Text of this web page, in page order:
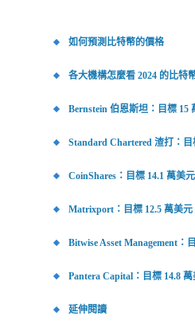
如何預測比特幣的價格
各大機構怎麼看 2024 的比特
Bernstein 伯恩斯坦：目標 15
Standard Chartered 渣打：
CoinShares：目標 14.1 萬美元
Matrixport：目標 12.5 萬美元
Bitwise Asset Management：
Pantera Capital：目標 14.8 萬
延伸閱讀